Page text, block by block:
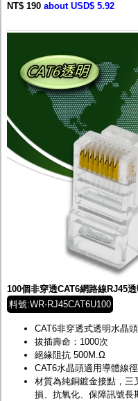
NT$ 190 about USD$ 5.92
100個非穿透CAT6網路線RJ45
料號:WR-RJ45CAT6U100
CAT6非穿透式透明水晶頭
拔插壽命：1000次
絕緣阻抗 500M.Ω
CAT6水晶頭適用導體線
材質為純銅鍍金接點，三
損、抗氧化、保障訊號長